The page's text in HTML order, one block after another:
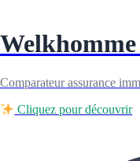
Comparateur assurance
Cliquez pour découvrir